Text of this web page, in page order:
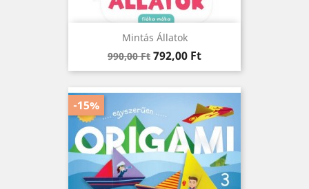
Mintás Állatok
Regular
price
990,00 Ft Ár
792,00 Ft
-15%